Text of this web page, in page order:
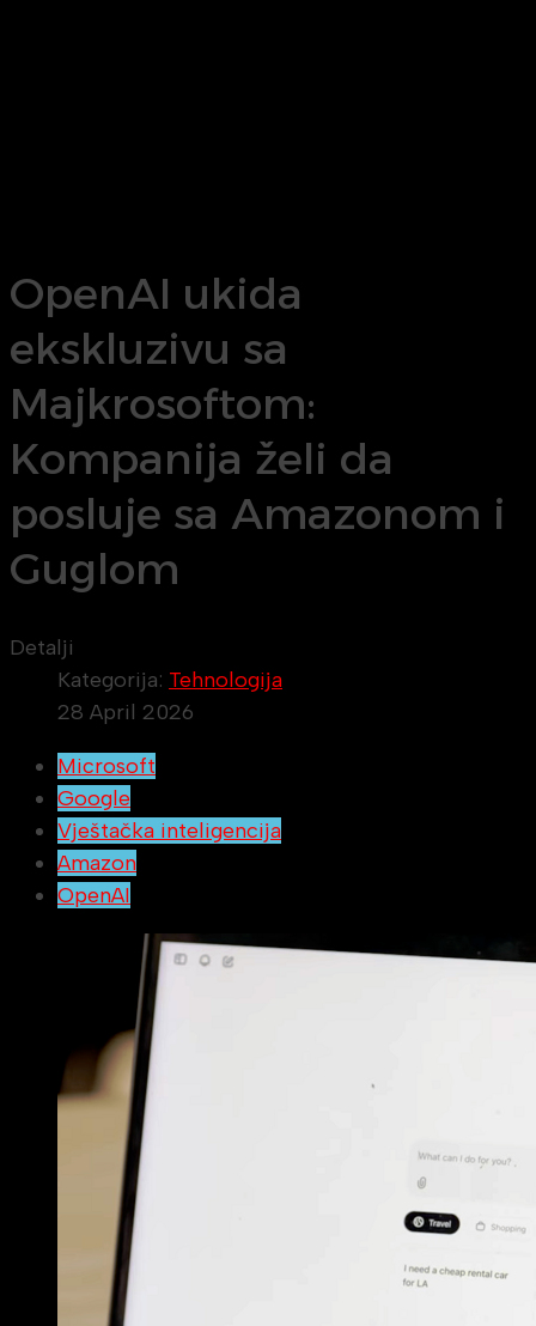
OpenAI ukida
ekskluzivu sa
Majkrosoftom:
Kompanija želi da
posluje sa Amazonom i
Guglom
Detalji
Kategorija: Tehnologija
28 April 2026
Microsoft
Google
Vještačka inteligencija
Amazon
OpenAI